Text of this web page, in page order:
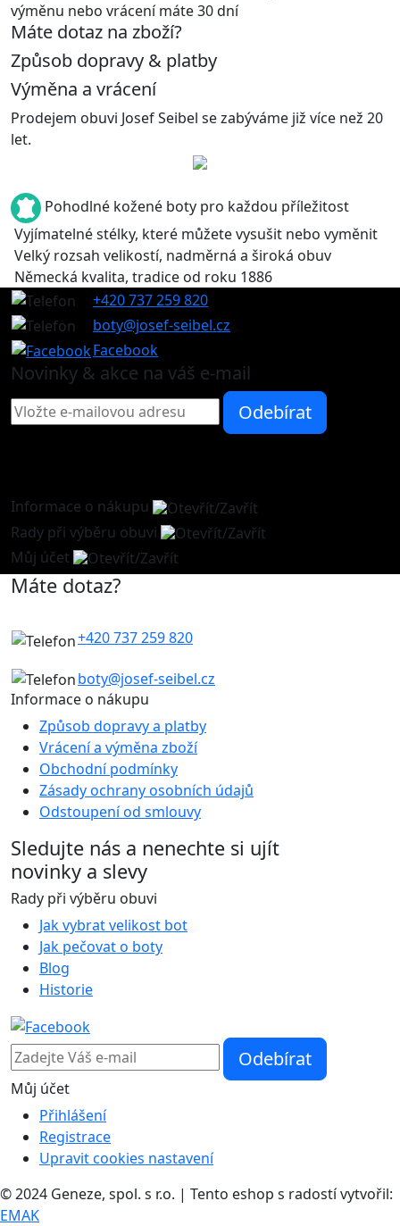
výměnu nebo vrácení máte 30 dní
Máte dotaz na zboží?
Způsob dopravy & platby
Výměna a vrácení
Prodejem obuvi Josef Seibel se zabýváme již více než 20
let.
Pohodlné kožené boty pro každou příležitost
Vyjímatelné stélky, které můžete vysušit nebo vyměnit
Velký rozsah velikostí, nadměrná a široká obuv
Německá kvalita, tradice od roku 1886
+420 737 259 820
boty@josef-seibel.cz
Facebook
Novinky & akce na váš e-mail
Informace o nákupu
Rady při výběru obuvi
Můj účet
Máte dotaz?
+420 737 259 820
boty@josef-seibel.cz
Informace o nákupu
Způsob dopravy a platby
Vrácení a výměna zboží
Obchodní podmínky
Zásady ochrany osobních údajů
Odstoupení od smlouvy
Sledujte nás a nenechte si ujít
novinky a slevy
Rady při výběru obuvi
Jak vybrat velikost bot
Jak pečovat o boty
Blog
Historie
Můj účet
Přihlášení
Registrace
Upravit cookies nastavení
© 2024 Geneze, spol. s r.o. | Tento eshop s radostí vytvořil:
EMAK